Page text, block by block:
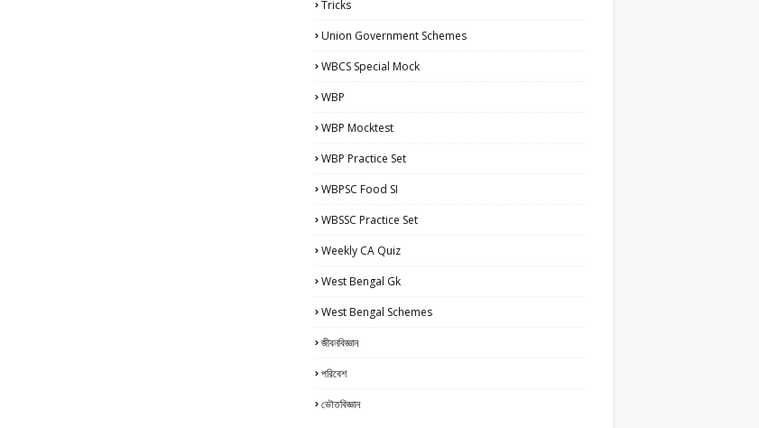
Tricks
Union Government Schemes
WBCS Special Mock
WBP
WBP Mocktest
WBP Practice Set
WBPSC Food SI
WBSSC Practice Set
Weekly CA Quiz
West Bengal Gk
West Bengal Schemes
জীবনবিজ্ঞান
পরিবেশ
ভৌতবিজ্ঞান